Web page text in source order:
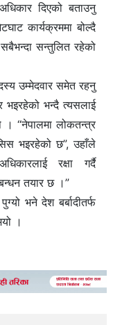
दिएको बताउनु
कार्यक्रममा बोल्दै
सन्तुलित रहेको
उम्मेदवार समेत रहनु
भइरहेको भन्दै त्यसलाई
। “नेपालमा लोकतन्त्र
भइरहेको छ”, उहाँले
रक्षा गर्दै
तयार छ ।”
भने देश बर्बादीतर्फ
।